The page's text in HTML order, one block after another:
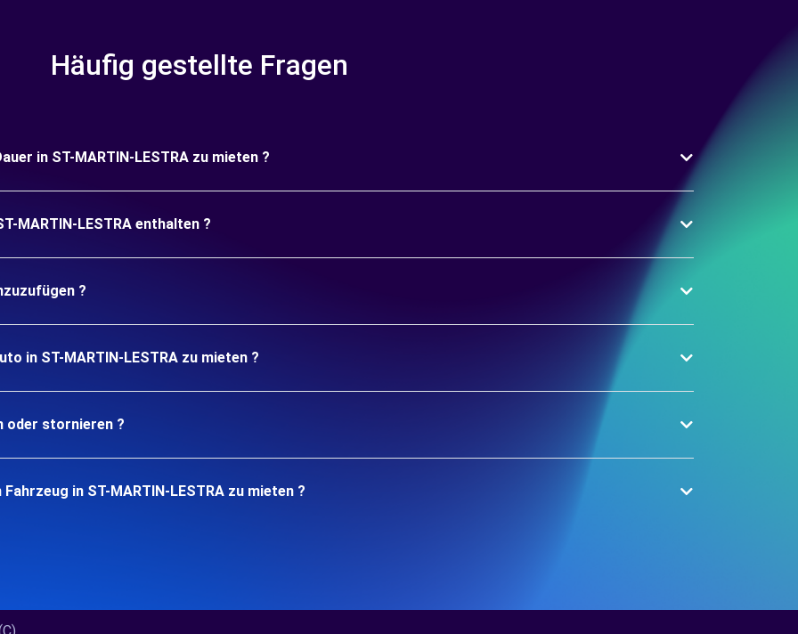
Häufig gestellte Fragen
in ST-MARTIN-LESTRA zu mieten ?
MARTIN-LESTRA enthalten ?
?
in ST-MARTIN-LESTRA zu mieten ?
oder stornieren ?
in ST-MARTIN-LESTRA zu mieten ?